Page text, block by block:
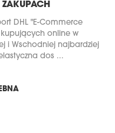
DHL "E-Commerce
kupujących online w
i Wschodniej najbardziej
dos ...